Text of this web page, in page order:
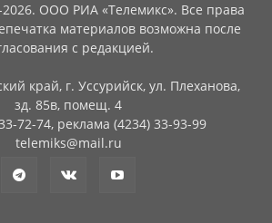
ООО РИА «Телемикс». Все права
материалов возможна после
с редакцией.
край, г. Уссурийск, ул. Плеханова,
зд. 85в, помещ. 4
72-74, реклама (4234) 33-93-99
telemiks@mail.ru